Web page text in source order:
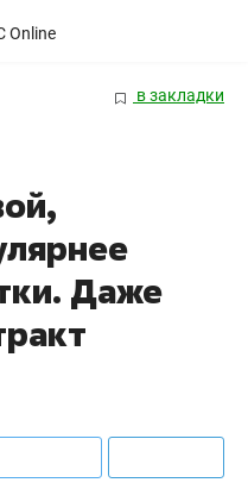
в закладки
Даже